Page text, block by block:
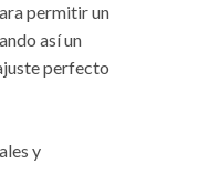
permitir un
así un
perfecto
y